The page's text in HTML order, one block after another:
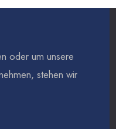
oder um unsere
stehen wir